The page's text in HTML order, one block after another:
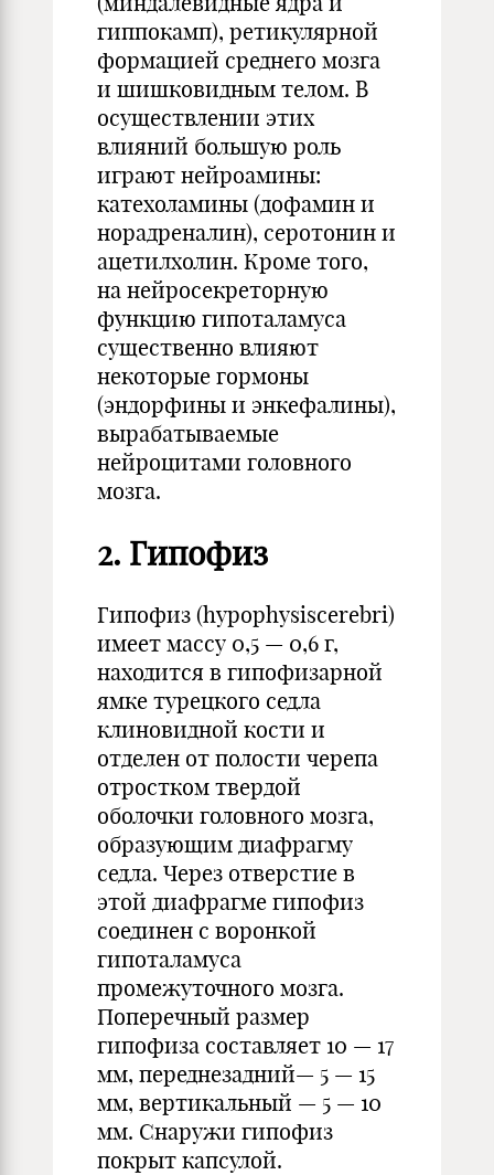
гиппокамп), ретикулярной
формацией среднего мозга
и шишковидным телом. В
осуществлении этих
влияний большую роль
играют нейроамины:
катехоламины (дофамин и
норадреналин), серотонин и
ацетилхолин. Кроме того,
на нейросекреторную
функцию гипоталамуса
существенно влияют
некоторые гормоны
(эндорфины и энкефалины),
вырабатываемые
нейроцитами головного
мозга.
2. Гипофиз
Гипофиз (hypophysiscerebri)
имеет массу 0,5 — 0,6 г,
находится в гипофизарной
ямке турецкого седла
клиновидной кости и
отделен от полости черепа
отростком твердой
оболочки головного мозга,
образующим диафрагму
седла. Через отверстие в
этой диафрагме гипофиз
соединен с воронкой
гипоталамуса
промежуточного мозга.
Поперечный размер
гипофиза составляет 10 — 17
мм, переднезадний— 5 — 15
мм, вертикальный — 5 — 10
мм. Снаружи гипофиз
покрыт капсулой.